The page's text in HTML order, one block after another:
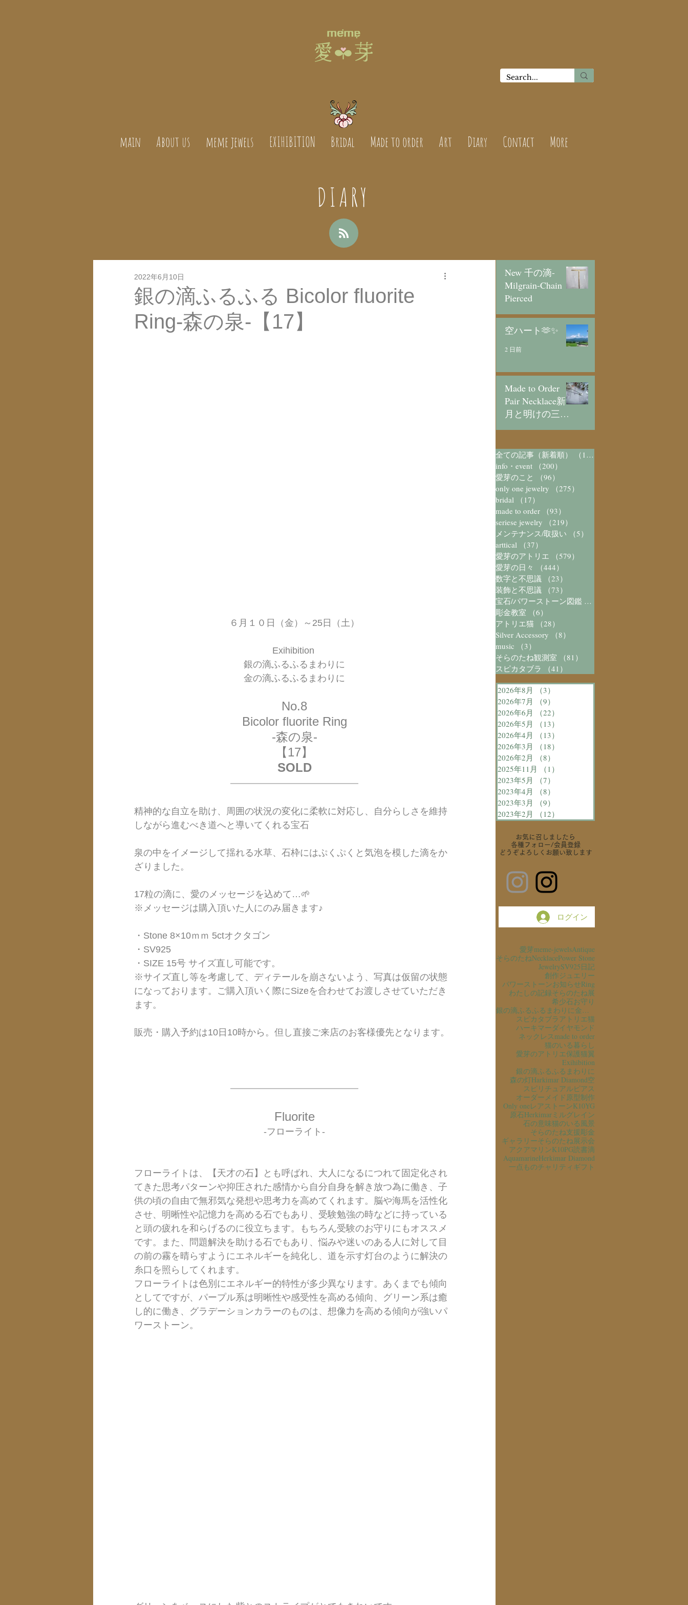
main About us meme jewels EXIHIBITION Bridal Made to order Art Diary Contact More
DIARY
銀の滴ふるふる Bicolor fluorite
Ring-森の泉-【17】
2022年6月10日
６月１０日（金）～25日（土）
Exihibition
銀の滴ふるふるまわりに
金の滴ふるふるまわりに
No.8
Bicolor fluorite Ring
-森の泉-
【17】
SOLD
精神的な自立を助け、周囲の状況の変化に柔軟に対応し、自分らしさを維持
しながら進むべき道へと導いてくれる宝石
泉の中をイメージして揺れる水草、石枠にはぷくぷくと気泡を模した滴をか
ざりました。
17粒の滴に、愛のメッセージを込めて…🌱
※メッセージは購入頂いた人にのみ届きます♪
・Stone 8×10ｍｍ 5ctオクタゴン
・SV925
・SIZE 15号 サイズ直し可能です。
※サイズ直し等を考慮して、ディテールを崩さないよう、写真は仮留の状態
になっております。ご購入頂いく際にSizeを合わせてお渡しさせていただき
ます。
販売・購入予約は10日10時から。但し直接ご来店のお客様優先となります。
Fluorite
-フローライト-
フローライトは、【天才の石】とも呼ばれ、大人になるにつれて固定化され
てきた思考パターンや抑圧された感情から自分自身を解き放つ為に働き、子
供の頃の自由で無邪気な発想や思考力を高めてくれます。脳や海馬を活性化
させ、明晰性や記憶力を高める石でもあり、受験勉強の時などに持っている
と頭の疲れを和らげるのに役立ちます。もちろん受験のお守りにもオススメ
です。また、問題解決を助ける石でもあり、悩みや迷いのある人に対して目
の前の霧を晴らすようにエネルギーを純化し、道を示す灯台のように解決の
糸口を照らしてくれます。
フローライトは色別にエネルギー的特性が多少異なります。あくまでも傾向
としてですが、パープル系は明晰性や感受性を高める傾向、グリーン系は癒
し的に働き、グラデーションカラーのものは、想像力を高める傾向が強いパ
ワーストーン。
New 千の滴-
Milgrain-Chain
Pierced
11 時間前
空ハート🫶✨
2 日前
Made to Order
Pair Necklace新
月と明けの三日
3 日前
全ての記事（新着順） （1,073）
info・event
（200）
愛芽のこと
（96）
only one jewelry
（275）
bridal
（17）
made to order
（93）
seriese jewelry
（219）
メンテナンス/取扱い
（5）
arttical
（37）
愛芽のアトリエ
（579）
愛芽の日々
（444）
数字と不思議
（23）
装飾と不思議
（73）
宝石/パワーストーン図鑑 （41）
彫金教室
（6）
アトリエ猫
（28）
Silver Accessory
（8）
music
（3）
そらのたね観測室
（81）
スピカタブラ
（41）
2026年8月 （3）
2026年7月
（9）
2026年6月
（22）
2026年5月
（13）
2026年4月
（13）
2026年3月
（18）
2026年2月
（8）
2025年11月
（1）
2023年5月
（7）
2023年4月
（8）
2023年3月
（9）
2023年2月
（12）
お気に召しましたら
各種フォロー/会員登録
どうぞよろしくお願い致します
ログイン
愛芽meme-jewelsAntique
そらのたねNecklacePower Stone
JewelrySV925日記
創作ジュエリー
パワーストーンお知らせRing
わたしの記録そらのたね展
希少石お守り
銀の滴ふるふるまわりに金の滴ふるふるまわりに
スピカタブラ アトリエ猫
ハーキマーダイヤモンド
ネックレスmade to order
猫のいる暮らし
愛芽のアトリエ保護猫翼
Exihibition
銀の滴ふるふるまわりに
森の灯Harkimar Diamond空
スピリチュアルピアス
オーダーメイド原型制作
Only oneレアストーンK10YG
原石Herkimarミルグレイン
石の意味猫のいる風景
そらのたね支援彫金
ギャラリーそらのたね展示会
アクアマリンK10PG読書滴
AquamarineHerkimar Diamond
一点ものチャリティ ギフト